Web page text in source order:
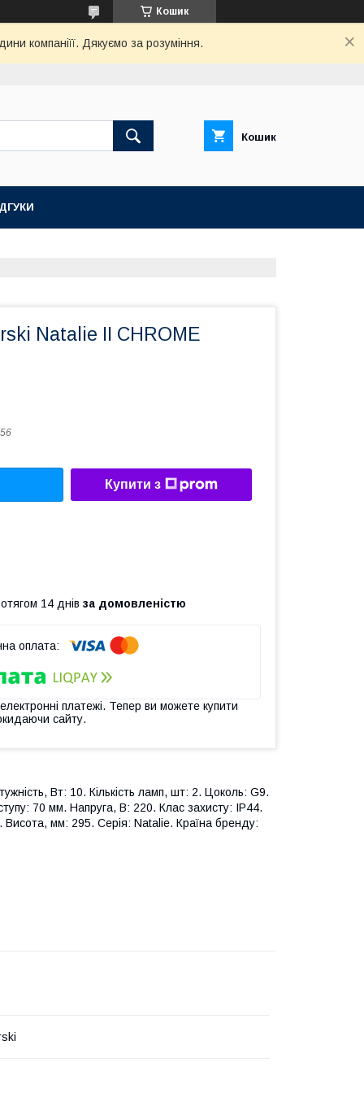
Кошик
компаніїї. Дякуємо за розуміння.
Кошик
Natalie II CHROME
Купити з
14 днів за домовленістю
платежі. Тепер ви можете купити
сайту.
Вт: 10. Кількість ламп, шт: 2. Цоколь: G9.
70 мм. Напруга, В: 220. Клас захисту: IP44.
мм: 295. Серія: Natalie. Країна бренду: